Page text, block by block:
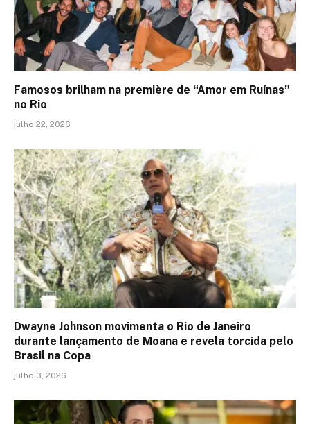
Famosos brilham na première de “Amor em Ruínas”
no Rio
julho 22, 2026
Dwayne Johnson movimenta o Rio de Janeiro
durante lançamento de Moana e revela torcida pelo
Brasil na Copa
julho 3, 2026